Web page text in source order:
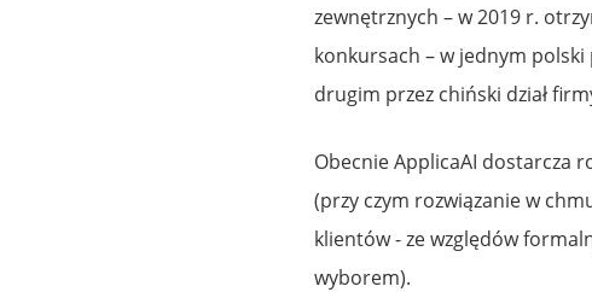
zewnętrznych – w 2019 r.
konkursach – w jednym
drugim przez chiński dział
Obecnie ApplicaAI dostarcza
(przy czym rozwiązanie w
klientów - ze względów
wyborem).